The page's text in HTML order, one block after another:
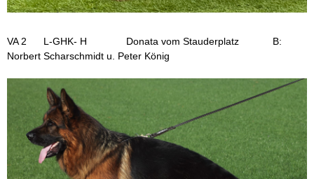
VA 2 L-GHK- H Donata vom Stauderplatz B:
Norbert Scharschmidt u. Peter König